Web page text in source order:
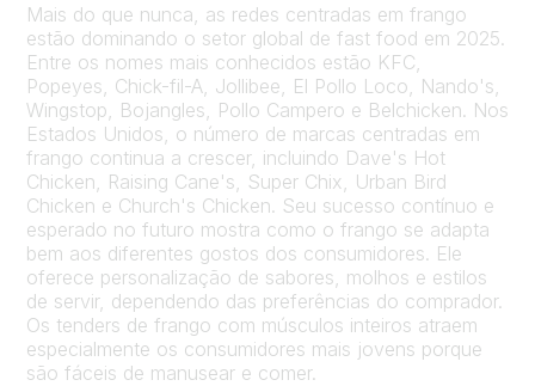
Mais do que nunca, as redes centradas em frango
estão dominando o setor global de fast food em 2025.
Entre os nomes mais conhecidos estão KFC,
Popeyes, Chick-fil-A, Jollibee, El Pollo Loco, Nando's,
Wingstop, Bojangles, Pollo Campero e Belchicken. Nos
Estados Unidos, o número de marcas centradas em
frango continua a crescer, incluindo Dave's Hot
Chicken, Raising Cane's, Super Chix, Urban Bird
Chicken e Church's Chicken. Seu sucesso contínuo e
esperado no futuro mostra como o frango se adapta
bem aos diferentes gostos dos consumidores. Ele
oferece personalização de sabores, molhos e estilos
de servir, dependendo das preferências do comprador.
Os tenders de frango com músculos inteiros atraem
especialmente os consumidores mais jovens porque
são fáceis de manusear e comer.